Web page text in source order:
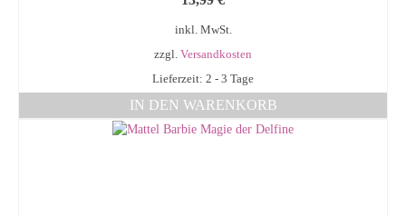
inkl. MwSt.
zzgl. Versandkosten
Lieferzeit: 2 - 3 Tage
IN DEN WARENKORB